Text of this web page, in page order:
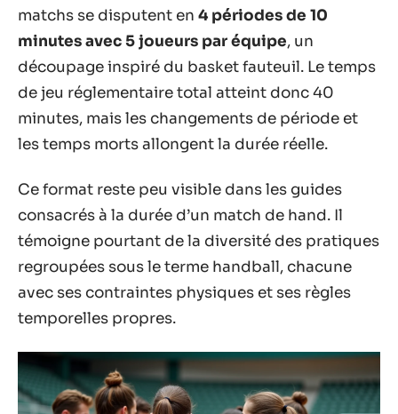
matchs se disputent en 4 périodes de 10
minutes avec 5 joueurs par équipe, un
découpage inspiré du basket fauteuil. Le temps
de jeu réglementaire total atteint donc 40
minutes, mais les changements de période et
les temps morts allongent la durée réelle.
Ce format reste peu visible dans les guides
consacrés à la durée d’un match de hand. Il
témoigne pourtant de la diversité des pratiques
regroupées sous le terme handball, chacune
avec ses contraintes physiques et ses règles
temporelles propres.